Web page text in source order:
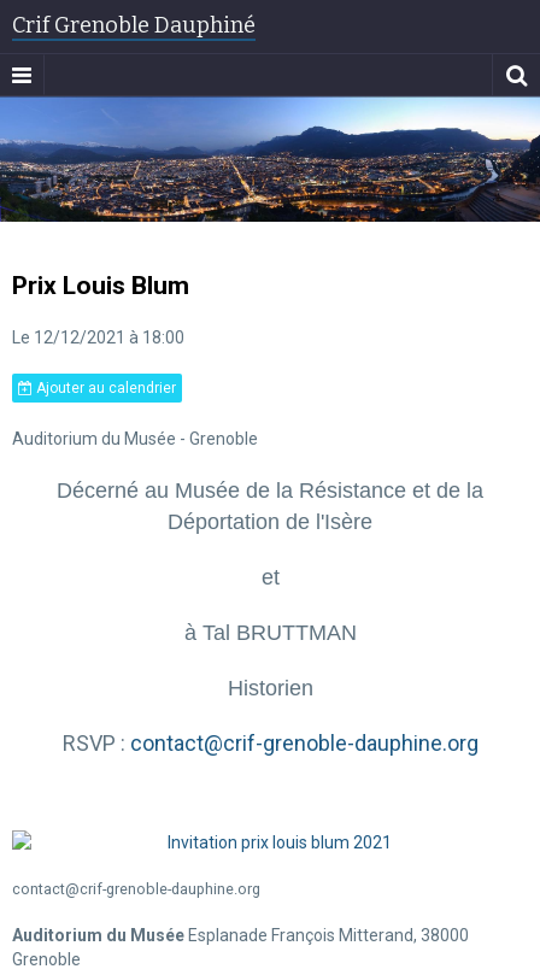
Crif Grenoble Dauphiné
Prix Louis Blum
Le 12/12/2021 à 18:00
Ajouter au calendrier
Auditorium du Musée - Grenoble
Décerné au Musée de la Résistance et de la
Déportation de l'Isère
et
à Tal BRUTTMAN
Historien
RSVP : contact@crif-grenoble-dauphine.org
contact@crif-grenoble-dauphine.org
Auditorium du Musée Esplanade François Mitterand, 38000
Grenoble